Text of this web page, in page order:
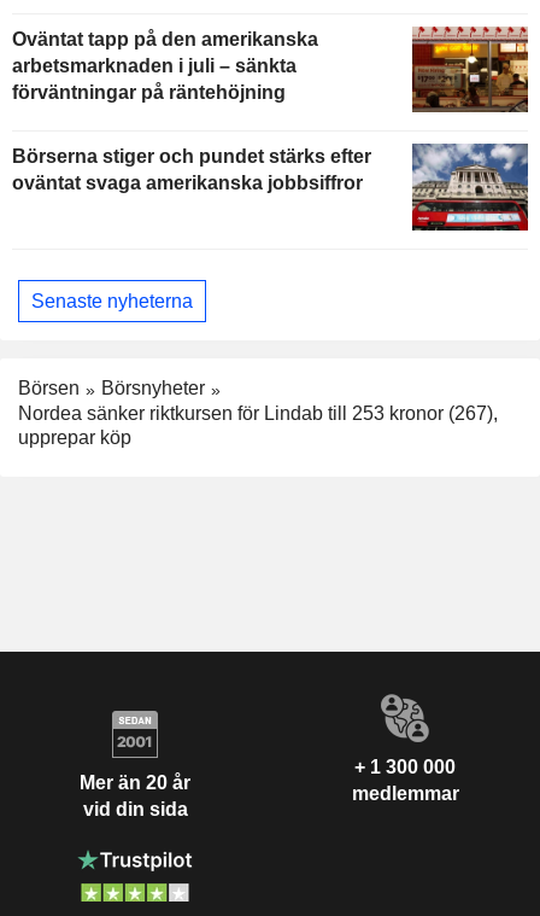
Oväntat tapp på den amerikanska
arbetsmarknaden i juli – sänkta
förväntningar på räntehöjning
Börserna stiger och pundet stärks efter
oväntat svaga amerikanska jobbsiffror
Senaste nyheterna
Börsen
Börsnyheter
Nordea sänker riktkursen för Lindab till 253 kronor (267),
upprepar köp
Mer än 20 år
vid din sida
+ 1 300 000
medlemmar